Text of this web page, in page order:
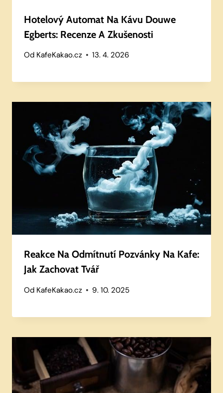
Hotelový Automat Na Kávu Douwe
Egberts: Recenze A Zkušenosti
Od KafeKakao.cz 13. 4. 2026
Reakce Na Odmítnutí Pozvánky Na Kafe:
Jak Zachovat Tvář
Od KafeKakao.cz 9. 10. 2025